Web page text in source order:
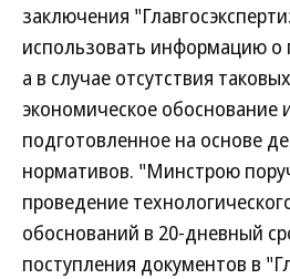
заключения
использовать информацию о
а в случае отсутствия
экономическое обоснование
подготовленное на основе
нормативов. "Минстрою
проведение
обоснований в 20-дневный
поступления документов в